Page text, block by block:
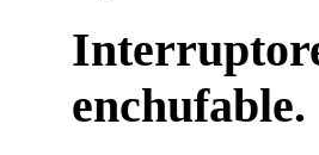
enchufable.